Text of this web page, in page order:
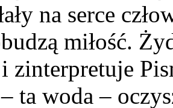
na serce
miłość.
zinterpretuje
ta woda –